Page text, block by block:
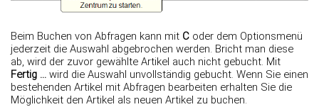
Beim Buchen von Abfragen kann mit Coder dem Optionsmenü
jederzeit die Auswahl abgebrochen werden. Bricht man diese
ab, wird der zuvor gewählte Artikel auch nicht gebucht. Mit
Fertig …wird die Auswahl unvollständig gebucht. Wenn Sie einen
bestehenden Artikel mit Abfragen bearbeiten erhalten Sie die
Möglichkeit den Artikel als neuen Artikel zu buchen.